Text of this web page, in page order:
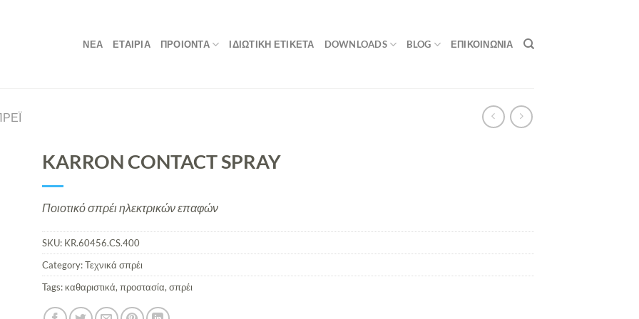
ΝΕΑ ΕΤΑΙΡΙΑ ΠΡΟΙΟΝΤΑ ΙΔΙΩΤΙΚΗ ΕΤΙΚΕΤΑ DOWNLOADS BLOG ΕΠΙΚΟΙΝΩΝΙΑ
KARRON CONTACT SPRAY
Ποιοτικό σπρέι ηλεκτρικών επαφών
SKU: KR.60456.CS.400
Category:Τεχνικά σπρέι
Tags: καθαριστικά, προστασία, σπρέι